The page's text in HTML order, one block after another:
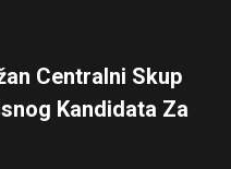
Centralni Skup
Kandidata Za